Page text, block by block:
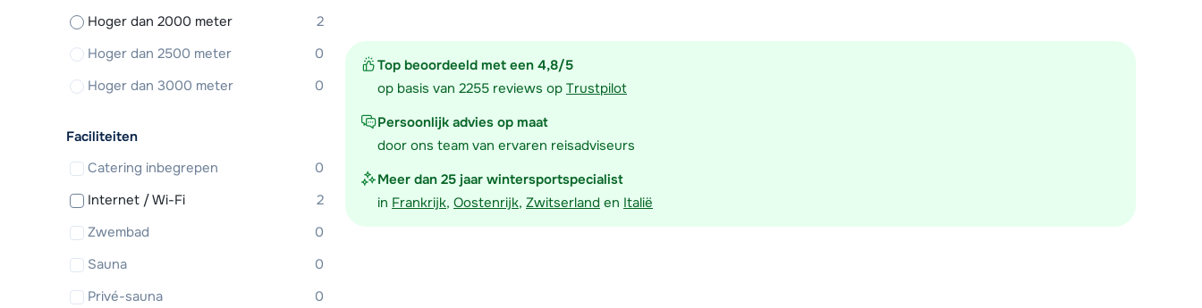
Top beoordeeld met een 4,8/5
op basis van 2255 reviews op Trustpilot
Persoonlijk advies op maat
door ons team van ervaren reisadviseurs
Meer dan 25 jaar wintersportspecialist
in Frankrijk, Oostenrijk, Zwitserland en Italië
Hoger dan 2000 meter
2
Hoger dan 2500 meter
0
Hoger dan 3000 meter
0
Faciliteiten
Catering inbegrepen
0
Internet / Wi-Fi
2
Zwembad
0
Sauna
0
Privé-sauna
0